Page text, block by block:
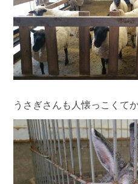
うさぎさんも人懐っこくて